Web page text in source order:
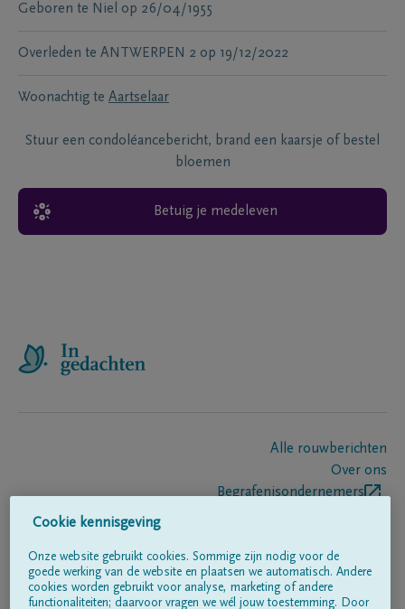
Geboren te Niel op 26/04/1955
Overleden te ANTWERPEN 2 op 19/12/2022
Woonachtig te Aartselaar
Stuur een condoléancebericht, brand een kaarsje of bestel
bloemen
Betuig je medeleven
Alle rouwberichten
Over ons
Begrafenisondernemers
Volg ons op
Cookie kennisgeving
Onze website gebruikt cookies. Sommige zijn nodig voor de
goede werking van de website en plaatsen we automatisch. Andere
cookies worden gebruikt voor analyse, marketing of andere
functionaliteiten; daarvoor vragen we wél jouw toestemming. Door